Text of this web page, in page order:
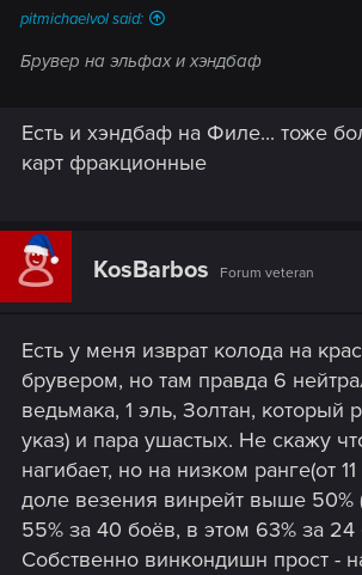
pitmichaelvol said:
Брувер на эльфах и хэндбаф
Есть и хэндбаф на Филе... тоже
карт фракционные
KosBarbos Forum veteran
Есть у меня изврат колода на
брувером, но там правда 6
ведьмака, 1 эль, Золтан, который
указ) и пара ушастых. Не скажу
нагибает, но на низком ранге(от
доле везения винрейт выше 50%
55% за 40 боёв, в этом 63% за 24
Собственно винкондишн прост -